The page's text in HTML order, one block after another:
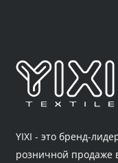
YIXI - это бренд-
розничной продаже